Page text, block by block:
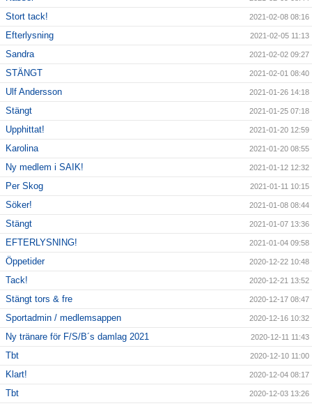
Stort tack! 2021-02-08 08:16
Efterlysning 2021-02-05 11:13
Sandra 2021-02-02 09:27
STÄNGT 2021-02-01 08:40
Ulf Andersson 2021-01-26 14:18
Stängt 2021-01-25 07:18
Upphittat! 2021-01-20 12:59
Karolina 2021-01-20 08:55
Ny medlem i SAIK! 2021-01-12 12:32
Per Skog 2021-01-11 10:15
Söker! 2021-01-08 08:44
Stängt 2021-01-07 13:36
EFTERLYSNING! 2021-01-04 09:58
Öppetider 2020-12-22 10:48
Tack! 2020-12-21 13:52
Stängt tors & fre 2020-12-17 08:47
Sportadmin / medlemsappen 2020-12-16 10:32
Ny tränare för F/S/B´s damlag 2021 2020-12-11 11:43
Tbt 2020-12-10 11:00
Klart! 2020-12-04 08:17
Tbt 2020-12-03 13:26